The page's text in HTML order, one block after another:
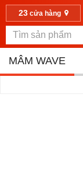
23cửa hàng
MÂM WAVE